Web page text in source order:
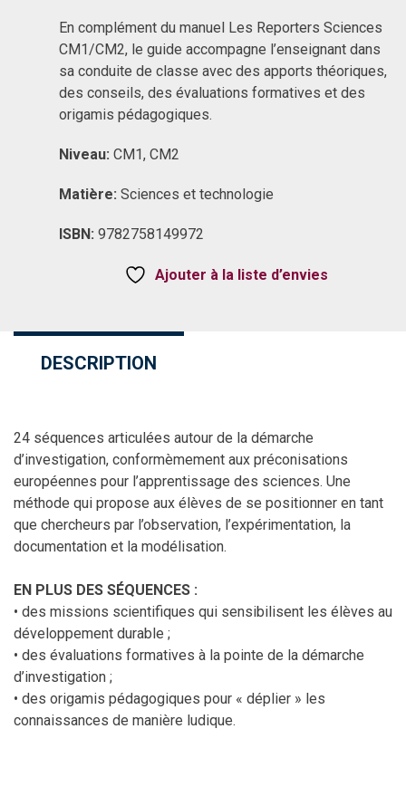
En complément du manuel Les Reporters Sciences
CM1/CM2, le guide accompagne l’enseignant dans
sa conduite de classe avec des apports théoriques,
des conseils, des évaluations formatives et des
origamis pédagogiques.
Niveau: CM1, CM2
Matière: Sciences et technologie
ISBN: 9782758149972
Ajouter à la liste d’envies
DESCRIPTION
24 séquences articulées autour de la démarche
d’investigation, conformèmement aux préconisations
européennes pour l’apprentissage des sciences. Une
méthode qui propose aux élèves de se positionner en tant
que chercheurs par l’observation, l’expérimentation, la
documentation et la modélisation.
EN PLUS DES SÉQUENCES :
• des missions scientifiques qui sensibilisent les élèves au
développement durable ;
• des évaluations formatives à la pointe de la démarche
d’investigation ;
• des origamis pédagogiques pour « déplier » les
connaissances de manière ludique.